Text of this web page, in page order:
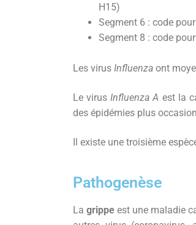
H15)
Segment 6 : code
Segment 8 : code
Les virus Influenza ont
Le virusInfluenza A est la
des épidémies plus
Il existe une troisième
Pathogenèse
La grippe est une maladie